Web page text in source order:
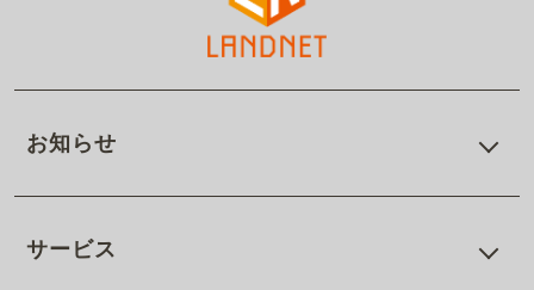
お知らせ
サービス